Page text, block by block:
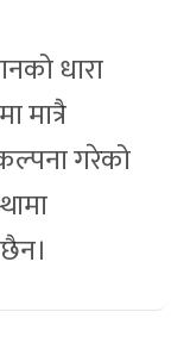
धारा
मात्रै
गरेको